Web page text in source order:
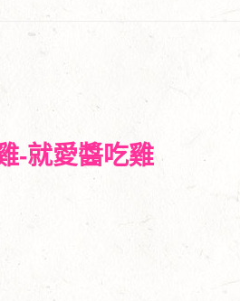
-就愛醬吃雞